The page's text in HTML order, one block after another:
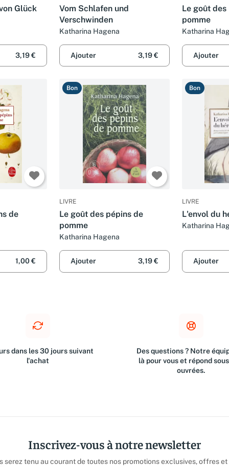
Glück
3,19 €
Vom Schlafen und
Verschwinden
Katharina Hagena
Ajouter 3,19 €
Le goût
pomme
Katharina
Ajouter
de
1,00 €
Bon
LIVRE
Le goût des pépins de
pomme
Katharina Hagena
Ajouter 3,19 €
Bon
LIVRE
L'envol du
Katharina
Ajouter
dans les 30 jours suivant
l'achat
Des questions ? Notre
là pour vous et répond
ouvrées.
Inscrivez-vous à notre newsletter
serez tenu au courant de toutes nos promotions exclusives, offres